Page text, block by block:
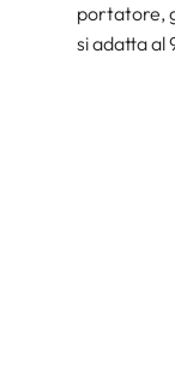
portatore,
si adatta al